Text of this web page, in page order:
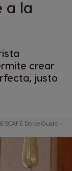
a la
crear
justo